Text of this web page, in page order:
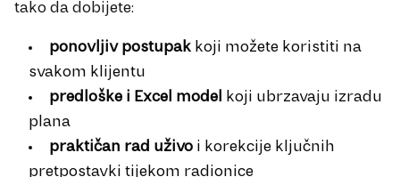
tako da dobijete:
ponovljiv postupak koji možete koristiti na
svakom klijentu
predloške i Excel model
koji ubrzavaju izradu
plana
praktičan rad uživo i korekcije ključnih
pretpostavki tijekom radionice